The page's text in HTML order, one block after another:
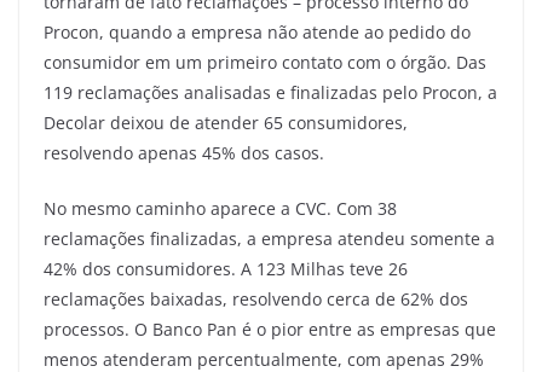
Procon, quando a empresa não atende ao pedido do
consumidor em um primeiro contato com o órgão. Das
119 reclamações analisadas e finalizadas pelo Procon, a
Decolar deixou de atender 65 consumidores,
resolvendo apenas 45% dos casos.
No mesmo caminho aparece a CVC. Com 38
reclamações finalizadas, a empresa atendeu somente a
42% dos consumidores. A 123 Milhas teve 26
reclamações baixadas, resolvendo cerca de 62% dos
processos. O Banco Pan é o pior entre as empresas que
menos atenderam percentualmente, com apenas 29%